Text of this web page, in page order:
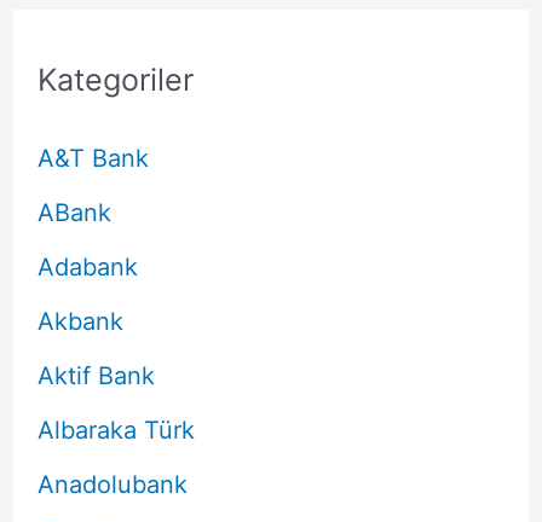
Kategoriler
A&T Bank
ABank
Adabank
Akbank
Aktif Bank
Albaraka Türk
Anadolubank